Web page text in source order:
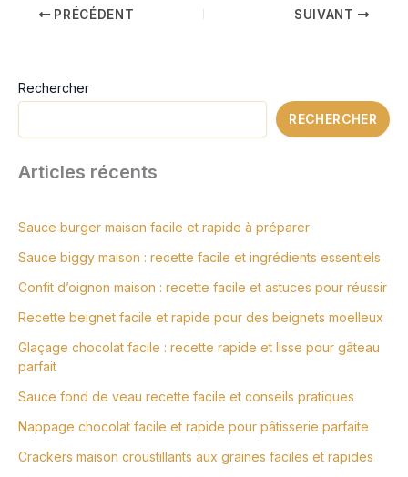
PRÉCÉDENT SUIVANT
Rechercher
RECHERCHER
Articles récents
Sauce burger maison facile et rapide à préparer
Sauce biggy maison : recette facile et ingrédients essentiels
Confit d’oignon maison : recette facile et astuces pour réussir
Recette beignet facile et rapide pour des beignets moelleux
Glaçage chocolat facile : recette rapide et lisse pour gâteau
parfait
Sauce fond de veau recette facile et conseils pratiques
Nappage chocolat facile et rapide pour pâtisserie parfaite
Crackers maison croustillants aux graines faciles et rapides